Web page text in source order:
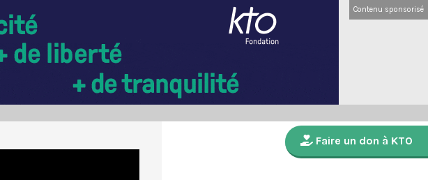
Contenu sponsorisé
Faire un don à KTO